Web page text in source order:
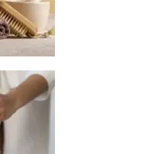
e receba o seu